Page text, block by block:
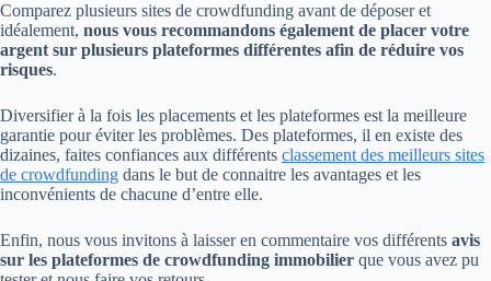
Comparez plusieurs sites de crowdfunding avant de déposer et
idéalement, nous vous recommandons également de placer votre
argent sur plusieurs plateformes différentes afin de réduire vos
risques.
Diversifier à la fois les placements et les plateformes est la meilleure
garantie pour éviter les problèmes. Des plateformes, il en existe des
dizaines, faites confiances aux différents classement des meilleurs sites
de crowdfunding dans le but de connaitre les avantages et les
inconvénients de chacune d’entre elle.
Enfin, nous vous invitons à laisser en commentaire vos différents avis
sur les plateformes de crowdfunding immobilier que vous avez pu